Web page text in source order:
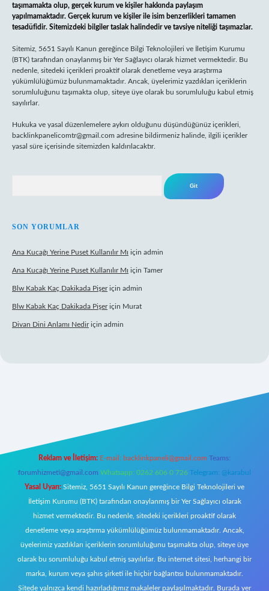
taşımamakta olup, gerçek kurum ve kişiler hakkında paylaşım
yapılmamaktadır. Gerçek kurum ve kişiler ile isim benzerlikleri tamamen
tesadüfidir. Sitemizdeki bilgiler taslak halindedir ve tavsiye niteliği taşımazlar.
Sitemiz, 5651 Sayılı Kanun gereğince Bilgi Teknolojileri ve İletişim Kurumu
(BTK) tarafından onaylanmış bir Yer Sağlayıcı olarak hizmet vermektedir. Bu
nedenle, sitedeki içerikleri proaktif olarak denetleme veya araştırma
yükümlülüğümüz bulunmamaktadır. Ancak, üyelerimiz yazdıkları içeriklerin
sorumluluğunu taşımakta olup, siteye üye olarak bu sorumluluğu kabul etmiş
sayılırlar.
Hukuka ve yasal düzenlemelere aykırı olduğunu düşündüğünüz içerikleri,
backlinkpanelicomtr@gmail.com adresine bildirmeniz halinde, ilgili içerikler
yasal süre içerisinde sitemizden kaldırılacaktır.
SON YORUMLAR
Ana Kucağı Yerine Puset Kullanılır Mı için admin
Ana Kucağı Yerine Puset Kullanılır Mı için Tamer
Blw Kabak Kaç Dakikada Pişeriçin admin
Blw Kabak Kaç Dakikada Pişeriçin Murat
Divan Dini Anlamı Nediriçin admin
Reklam ve İletişim: E-mail: backlinkpaneli@gmail.com Teams:
forumhizmeti@gmail.com Whatsapp: 0262 606 0 726 Telegram: @karabul
Yasal Uyarı: Sitemiz, 5651 Sayılı Kanun gereğince Bilgi Teknolojileri ve
İletişim Kurumu (BTK) tarafından onaylanmış bir Yer Sağlayıcı olarak
hizmet vermektedir. Bu nedenle, sitedeki içerikleri proaktif olarak
denetleme veya araştırma yükümlülüğümüz bulunmamaktadır. Ancak,
üyelerimiz yazdıkları içeriklerin sorumluluğunu taşımakta olup, siteye üye
olarak bu sorumluluğu kabul etmiş sayılırlar. Bu internet sitesi, herhangi bir
marka, kurum veya şahıs şirketi ile hiçbir bağlantısı bulunmamaktadır.
Sitede yalnızca kendi hazırladığımız makaleler paylaşılmaktadır. Burada yer